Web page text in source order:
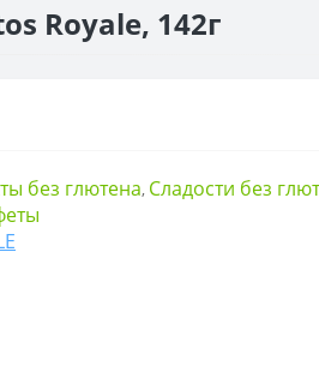
Royale, 142г
без глютена, Сладости без